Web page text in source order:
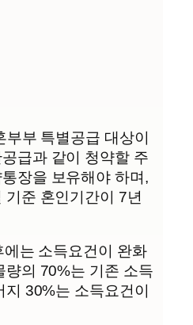
부 특별공급 대상이
급과 같이 청약할 주
장을 보유해야 하며,
기준 혼인기간이 7년
는 소득요건이 완화
량의 70%는 기존 소득
30%는 소득요건이